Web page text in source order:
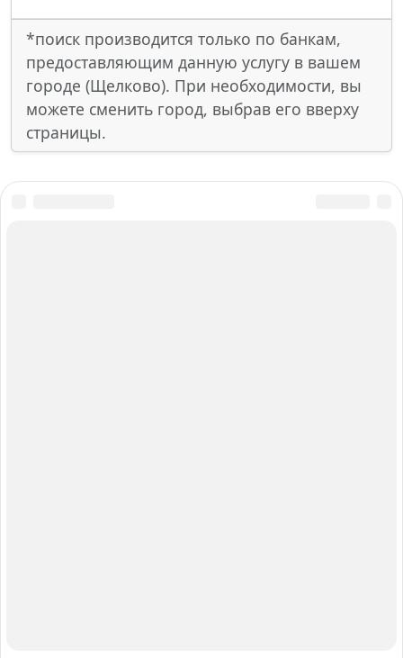
*поиск производится только по банкам,
предоставляющим данную услугу в вашем
городе (Щелково). При необходимости, вы
можете сменить город, выбрав его вверху
страницы.